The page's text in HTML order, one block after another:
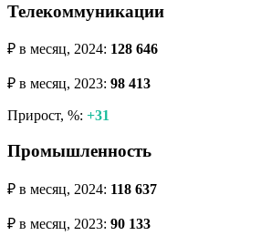
Телекоммуникации
₽ в месяц, 2024: 128 646
₽ в месяц, 2023: 98 413
Прирост, %: +31
Промышленность
₽ в месяц, 2024: 118 637
₽ в месяц, 2023: 90 133